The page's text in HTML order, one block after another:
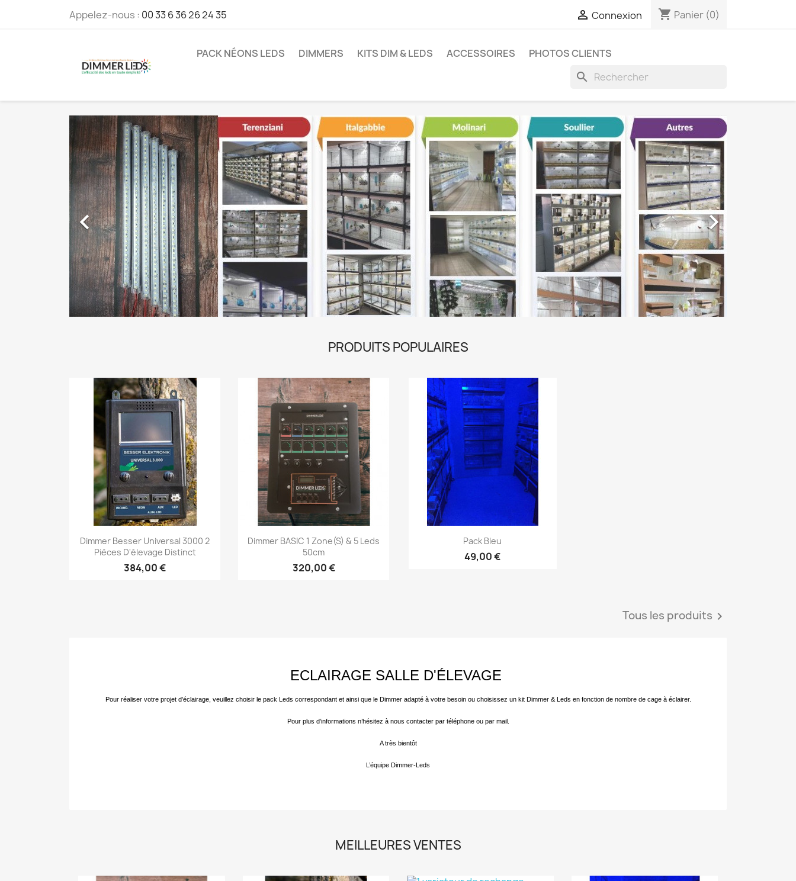
Appelez-nous : 00 33 6 36 26 24 35  Connexion shopping_cart Panier (0)
PACK NÉONS LEDS DIMMERS KITS DIM & LEDS ACCESSOIRES PHOTOS CLIENTS
search
 
PRODUITS POPULAIRES
Aperçu rapide
Dimmer Besser Universal 3000 2
Pièces D'élevage Distinct
384,00 €
Aperçu rapide
Dimmer BASIC 1 Zone(s) & 5 Leds
50cm
320,00 €
Aperçu rapide
Pack Bleu
49,00 €
Tous les produits 
ECLAIRAGE SALLE D'ÉLEVAGE
Pour réaliser votre projet d’éclairage, veuillez choisir le pack Leds correspondant et ainsi que le Dimmer adapté à votre besoin ou choisissez un kit Dimmer & Leds en fonction de nombre de cage à éclairer.
Pour plus d’informations n’hésitez à nous contacter par téléphone ou par mail.
A très bientôt
L’équipe Dimmer-Leds
MEILLEURES VENTES